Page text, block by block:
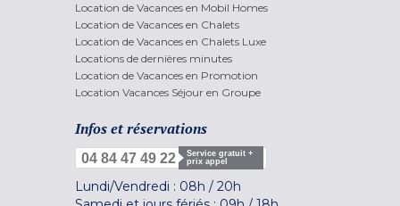
Location de Vacances en Mobil Homes
Location de Vacances en Chalets
Location de Vacances en Chalets Luxe
Locations de dernières minutes
Location de Vacances en Promotion
Location Vacances Séjour en Groupe
Infos et réservations
04 84 47 49 22
Service gratuit +
prix appel
Lundi/Vendredi : 08h / 20h